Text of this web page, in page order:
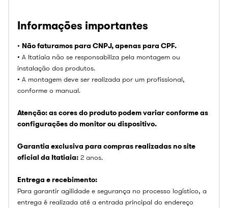
Informações importantes
• Não faturamos para CNPJ, apenas para CPF.
• A Itatiaia não se responsabiliza pela montagem ou
instalação dos produtos.
• A montagem deve ser realizada por um profissional,
conforme o manual.
Atenção: as cores do produto podem variar conforme as
configurações do monitor ou dispositivo.
Garantia exclusiva para compras realizadas no site
oficial da Itatiaia: 2 anos.
Entrega e recebimento:
Para garantir agilidade e segurança no processo logístico, a
entrega é realizada até a entrada principal do endereço